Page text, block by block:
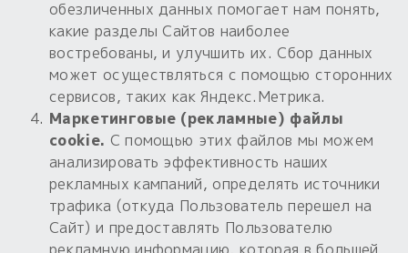
обезличенных данных помогает нам понять,
какие разделы Сайтов наиболее
востребованы, и улучшить их. Сбор данных
может осуществляться с помощью сторонних
сервисов, таких как Яндекс.Метрика.
Маркетинговые (рекламные) файлы
cookie. С помощью этих файлов мы можем
анализировать эффективность наших
рекламных кампаний, определять источники
трафика (откуда Пользователь перешел на
Сайт) и предоставлять Пользователю